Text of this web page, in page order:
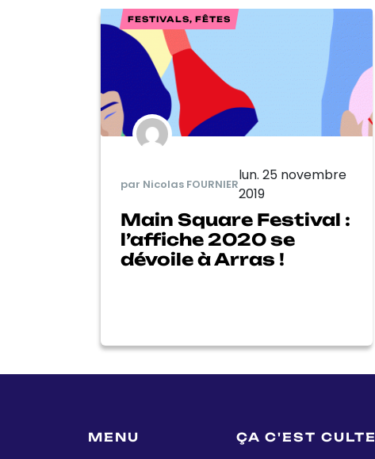
FESTIVALS, FÊTES
par Nicolas FOURNIER
lun. 25 novembre
2019
Main Square Festival :
l’affiche 2020 se
dévoile à Arras !
MENU ÇA C'EST CULTE